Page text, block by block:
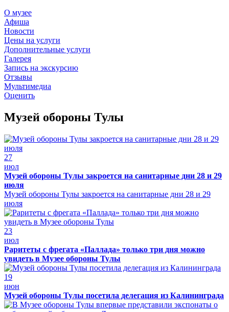
О музее
Афиша
Новости
Цены на услуги
Дополнительные услуги
Галерея
Запись на экскурсию
Отзывы
Мультимедиа
Оценить
Музей обороны Тулы
27
июл
Музей обороны Тулы закроется на санитарные дни 28 и 29
июля
Музей обороны Тулы закроется на санитарные дни 28 и 29
июля
23
июл
Раритеты с фрегата «Паллада» только три дня можно
увидеть в Музее обороны Тулы
19
июн
Музей обороны Тулы посетила делегация из Калининграда